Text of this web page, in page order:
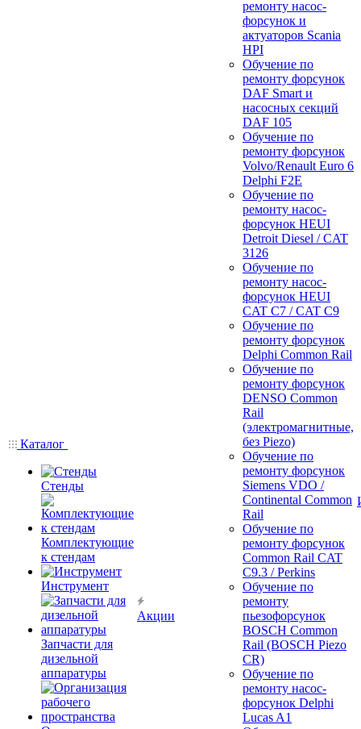
Каталог
Стенды
Комплектующие
к стендам
Инструмент
Запчасти для
дизельной
аппаратуры
Акции
ремонту насос-
форсунок и
актуаторов Scania
HPI
Обучение по
ремонту форсунок
DAF Smart и
насосных секций
DAF 105
Обучение по
ремонту форсунок
Volvo/Renault Euro 6
Delphi F2E
Обучение по
ремонту насос-
форсунок HEUI
Detroit Diesel / CAT
3126
Обучение по
ремонту насос-
форсунок HEUI
CAT C7 / CAT C9
Обучение по
ремонту форсунок
Delphi Common Rail
Обучение по
ремонту форсунок
DENSO Common
Rail
(электромагнитные,
без Piezo)
Обучение по
ремонту форсунок
Siemens VDO /
Continental Common
Rail
Обучение по
ремонту форсунок
Common Rail CAT
C9.3 / Perkins
Обучение по
ремонту
пьезофорсунок
BOSCH Common
Rail (BOSCH Piezo
CR)
Обучение по
ремонту насос-
форсунок Delphi
Lucas A1